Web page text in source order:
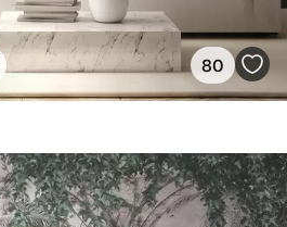
80